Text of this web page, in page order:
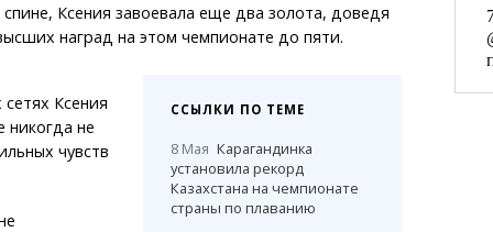
Ксения завоевала еще два золота, доведя
наград на этом чемпионате до пяти.
ССЫЛКИ ПО ТЕМЕ
8 Мая Карагандинка
установила рекорд
Казахстана на чемпионате
страны по плаванию
Ксения
никогда не
чувств